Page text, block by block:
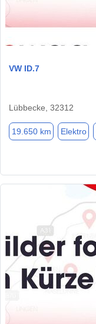
VW ID.7
Lübbecke, 32312
19.650 km Elektro